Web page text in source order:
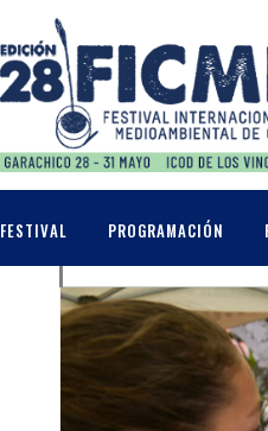
FESTIVAL PROGRAMACIÓN
JUNIO,
TALLERES